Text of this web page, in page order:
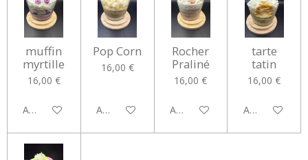
muffin
myrtille
16,00 €
Ajouter au panier
Pop Corn
16,00 €
Ajouter au panier
Rocher
Praliné
16,00 €
Ajouter au panier
tarte
tatin
16,00 €
Ajouter au